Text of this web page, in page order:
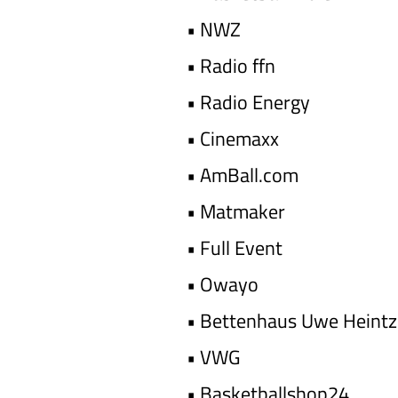
• NWZ
• Radio ffn
• Radio Energy
• Cinemaxx
• AmBall.com
• Matmaker
• Full Event
• Owayo
• Bettenhaus Uwe
• VWG